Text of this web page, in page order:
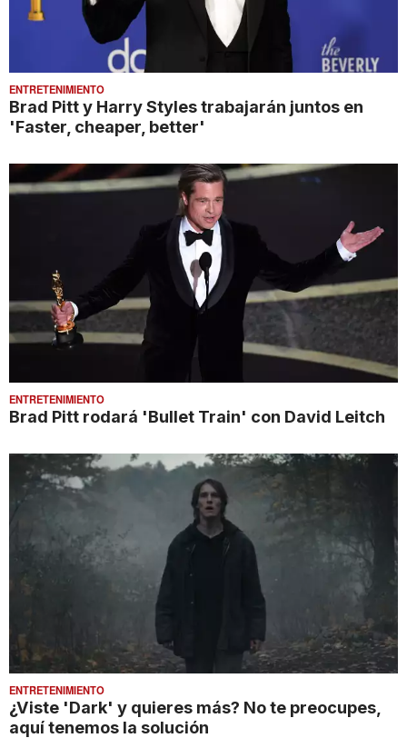
ENTRETENIMIENTO
Brad Pitt y Harry Styles trabajarán juntos en
'Faster, cheaper, better'
ENTRETENIMIENTO
Brad Pitt rodará 'Bullet Train' con David Leitch
ENTRETENIMIENTO
¿Viste 'Dark' y quieres más? No te preocupes,
aquí tenemos la solución